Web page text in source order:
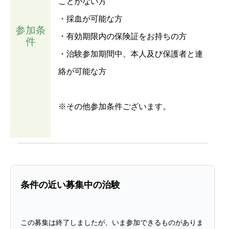
参加条
件
・採血が可能な方
・有効期限内の保険証をお持ちの方
・治験参加期間中、本人及び保護者と連
絡が可能な方
※その他参加条件ございます。
条件の近い募集中の治験
この募集は終了しましたが、いま参加できるものがありま